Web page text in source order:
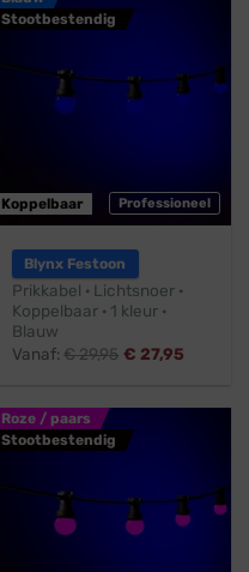
Stootbestendig
Professioneel
Koppelbaar
Blynx Festoon
Prikkabel · Lichtsnoer ·
Koppelbaar · 1 kleur ·
Blauw
Vanaf:€29,95 € 27,95
Roze / paars
Stootbestendig